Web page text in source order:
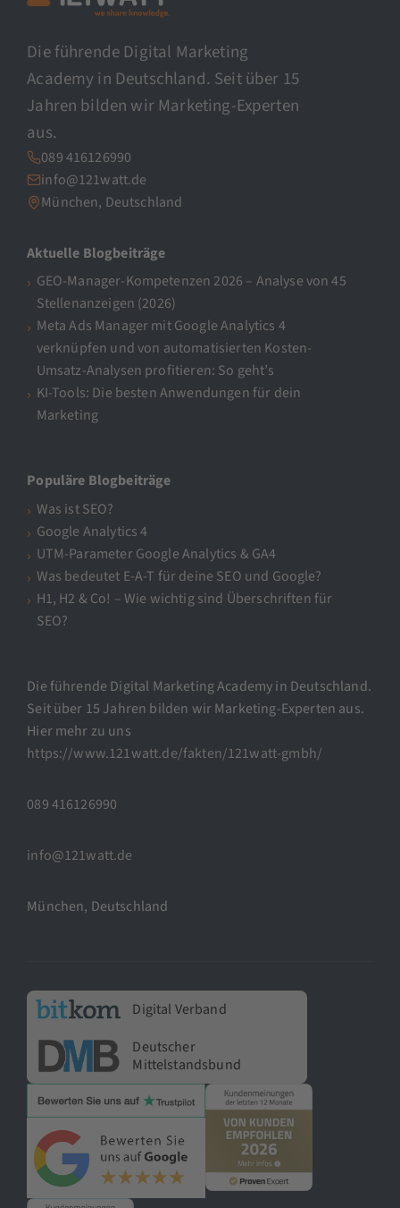
Die führende Digital Marketing
Academy in Deutschland. Seit über 15
Jahren bilden wir Marketing-Experten
aus.
089 416126990
info@121watt.de
München, Deutschland
Aktuelle Blogbeiträge
GEO-Manager-Kompetenzen 2026 – Analyse von 45
Stellenanzeigen (2026)
Meta Ads Manager mit Google Analytics 4
verknüpfen und von automatisierten Kosten-
Umsatz-Analysen profitieren: So geht’s
KI-Tools: Die besten Anwendungen für dein
Marketing
Populäre Blogbeiträge
Was ist SEO?
Google Analytics 4
UTM-Parameter Google Analytics & GA4
Was bedeutet E-A-T für deine SEO und Google?
H1, H2 & Co! – Wie wichtig sind Überschriften für
SEO?
Die führende Digital Marketing Academy in Deutschland.
Seit über 15 Jahren bilden wir Marketing-Experten aus.
Hier mehr zu uns
https://www.121watt.de/fakten/121watt-gmbh/
089 416126990
info@121watt.de
München, Deutschland
Digital Verband
Deutscher
Mittelstandsbund